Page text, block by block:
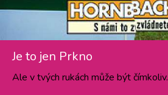
Je to jen Prkno
Ale v tvých rukách může být čímkoliv.